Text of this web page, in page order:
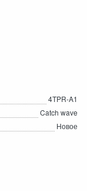
4TPR-A1
Catch wave
Новое